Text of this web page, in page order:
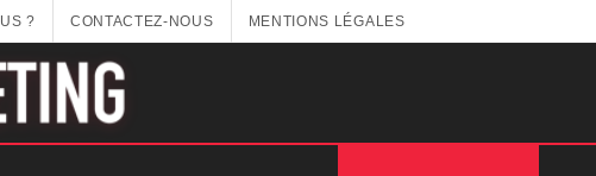
? CONTACTEZ-NOUS MENTIONS LÉGALES